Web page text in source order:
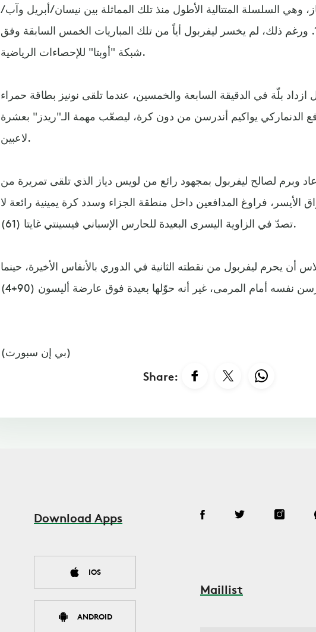
وهي السلسلة المتتالية الأطول منذ تلك المماثلة بين نيسان/أبريل وآب/
أغسطس عام 1997. ورغم ذلك، لم يخسر ليفربول أياً من تلك المباريات الخمس السابقة وفق
شبكة "أوبتا" للإحصاءات الرياضية.
بلّة في الدقيقة السابعة والخمسين، عندما تلقى نونيز بطاقة حمراء
الدنماركي يواكيم أندرسن من دون كرة، ليصعّب مهمة الـ"ريدز" بعشرة
لاعبين.
وبرم لصالح ليفربول بمجهود رائع من لويس دياز الذي تلقى تمريرة من
الأيسر، فراوغ المدافعين داخل منطقة الجزاء وسدد كرة يمينية رائعة لا
تصدّ في الزاوية اليسرى البعيدة للحارس الإسباني فيسينتي غايتا (61).
أن يحرم ليفربول من نقطته الثانية في الدوري بالأنفاس الأخيرة، حينما
(بي إن سبورت)
Share:
Download Apps
IOS
ANDROID
Maillist